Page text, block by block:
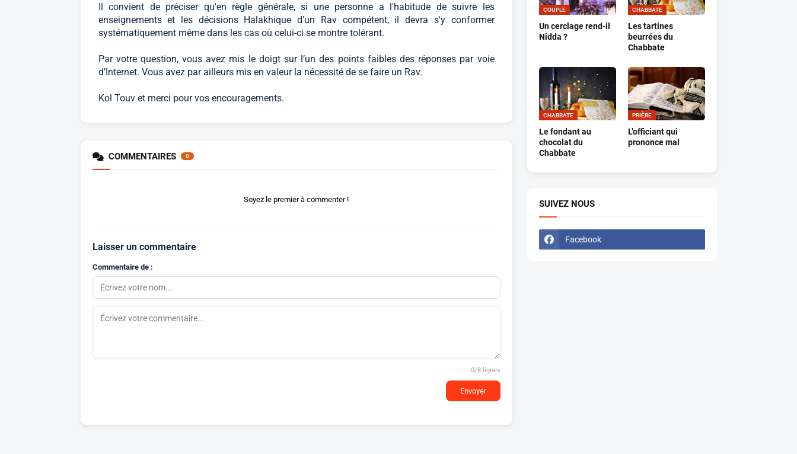
Il convient de préciser qu'en règle générale, si une personne a l'habitude de suivre les
enseignements et les décisions Halakhique d'un Rav compétent, il devra s'y conformer
systématiquement même dans les cas où celui-ci se montre tolérant.
Par votre question, vous avez mis le doigt sur l’un des points faibles des réponses par voie
d’Internet. Vous avez par ailleurs mis en valeur la nécessité de se faire un Rav.
Kol Touv et merci pour vos encouragements.
COMMENTAIRES 0
Soyez le premier à commenter !
Laisser un commentaire
Commentaire de :
0/8 lignes
Envoyer
COUPLE
Un cerclage rend-il
Nidda ?
CHABBATE
Les tartines
beurrées du
Chabbate
CHABBATE
Le fondant au
chocolat du
Chabbate
PRIÈRE
L’officiant qui
prononce mal
SUIVEZ NOUS
Facebook